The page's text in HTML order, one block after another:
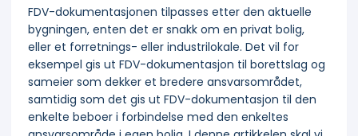
FDV-dokumentasjonen tilpasses etter den aktuelle
bygningen, enten det er snakk om en privat bolig,
eller et forretnings- eller industrilokale. Det vil for
eksempel gis ut FDV-dokumentasjon til borettslag og
sameier som dekker et bredere ansvarsområdet,
samtidig som det gis ut FDV-dokumentasjon til den
enkelte beboer i forbindelse med den enkeltes